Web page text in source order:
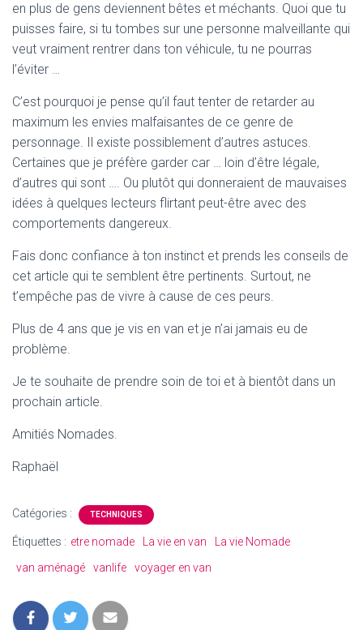
en plus de gens deviennent bêtes et méchants. Quoi que tu
puisses faire, si tu tombes sur une personne malveillante qui
veut vraiment rentrer dans ton véhicule, tu ne pourras
l’éviter …
C’est pourquoi je pense qu’il faut tenter de retarder au
maximum les envies malfaisantes de ce genre de
personnage. Il existe possiblement d’autres astuces.
Certaines que je préfère garder car … loin d’être légale,
d’autres qui sont …. Ou plutôt qui donneraient de mauvaises
idées à quelques lecteurs flirtant peut-être avec des
comportements dangereux.
Fais donc confiance à ton instinct et prends les conseils de
cet article qui te semblent être pertinents. Surtout, ne
t’empêche pas de vivre à cause de ces peurs.
Plus de 4 ans que je vis en van et je n’ai jamais eu de
problème.
Je te souhaite de prendre soin de toi et à bientôt dans un
prochain article.
Amitiés Nomades.
Raphaël
Catégories : TECHNIQUES
Étiquettes : etre nomade La vie en van
La vie Nomade
van aménagé
vanlife voyager en van